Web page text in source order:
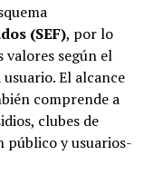
(SEF), por lo
según el
El alcance
comprende a
clubes de
público y usuarios-